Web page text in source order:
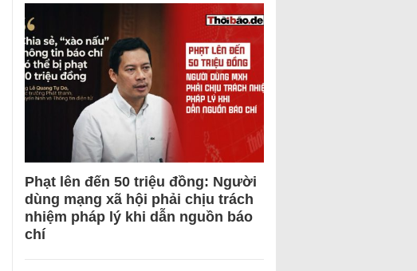
Phạt lên đến 50 triệu đồng: Người
dùng mạng xã hội phải chịu trách
nhiệm pháp lý khi dẫn nguồn báo
chí